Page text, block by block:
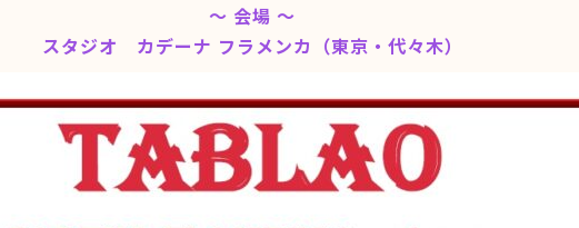
～ 会場 ～
スタジオ カデーナ フラメンカ（東京・代々木）